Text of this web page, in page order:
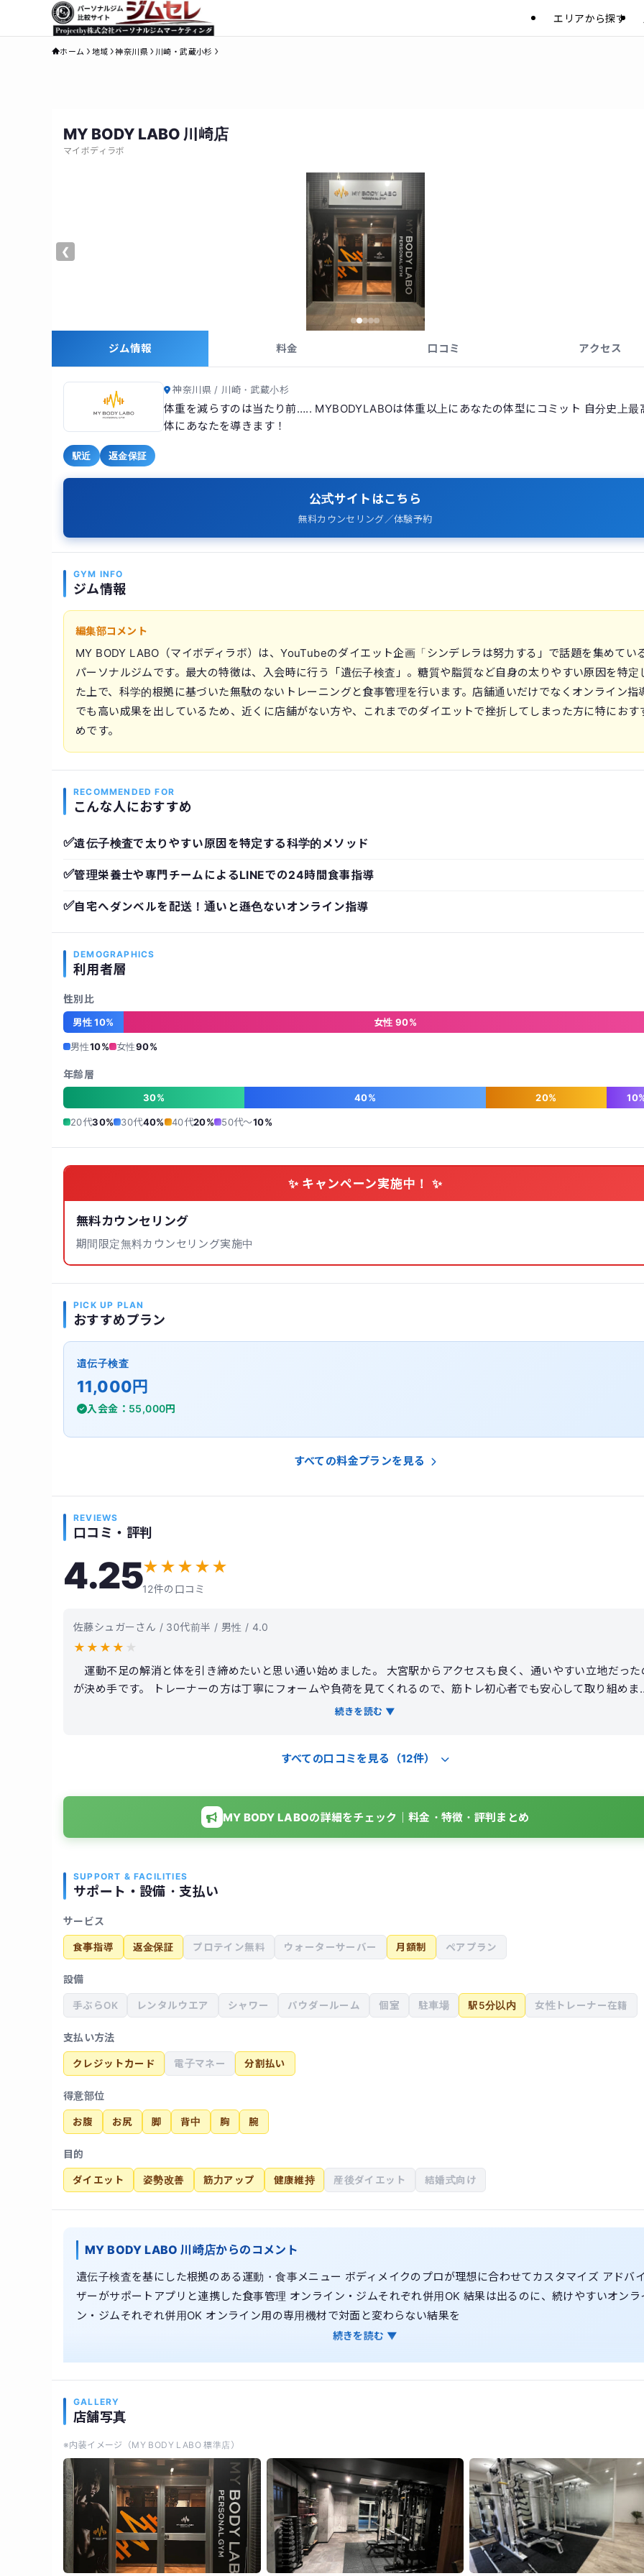
エリアから探す
ホーム 地域 神奈川県 川崎・武蔵小杉
MY BODY LABO 川崎店
マイボディラボ
❮
ジム情報 料金 口コミ アクセス
神奈川県 / 川崎・武蔵小杉
体重を減らすのは当たり前….. MYBODYLABOは体重以上にあなたの体型にコミット 自分史上最
体にあなたを導きます！
駅近 返金保証
公式サイトはこちら
無料カウンセリング／体験予約
GYM INFO
ジム情報
編集部コメント
MY BODY LABO（マイボディラボ）は、YouTubeのダイエット企画「シンデレラは努力する」で話題を集めてい
パーソナルジムです。最大の特徴は、入会時に行う「遺伝子検査」。糖質や脂質など自身の太りやすい原因を特定
た上で、科学的根拠に基づいた無駄のないトレーニングと食事管理を行います。店舗通いだけでなくオンライン指
でも高い成果を出しているため、近くに店舗がない方や、これまでのダイエットで挫折してしまった方に特におす
めです。
RECOMMENDED FOR
こんな人におすすめ
✅遺伝子検査で太りやすい原因を特定する科学的メソッド
✅管理栄養士や専門チームによるLINEでの24時間食事指導
✅自宅へダンベルを配送！通いと遜色ないオンライン指導
DEMOGRAPHICS
利用者層
性別比
男性 10% 女性 90%
男性10% 女性90%
年齢層
30% 40% 20%
20代30% 30代40% 40代20% 50代〜10%
✨ キャンペーン実施中！ ✨
無料カウンセリング
期間限定無料カウンセリング実施中
PICK UP PLAN
おすすめプラン
遺伝子検査
11,000円
入会金：55,000円
すべての料金プランを見る
REVIEWS
口コミ・評判
4.25★★★★★
12件の口コミ
佐藤シュガーさん / 30代前半 / 男性 / 4.0
★ ★ ★ ★ ★
運動不足の解消と体を引き締めたいと思い通い始めました。 大宮駅からアクセスも良く、通いやすい立地だった
が決め手です。 トレーナーの方は丁寧にフォームや負荷を見てくれるので、筋トレ初心者でも安心して取り組めま
た。 無理に追い込む感じではなく、自分のペースに合わせて進めてくれるのが良かったです。 トレーニングを続
ると納得できる範囲だと思います。 全体的に満足度は高いです。
続きを読む ▼
すべての口コミを見る（12件）
MY BODY LABOの詳細をチェック｜料金・特徴・評判まとめ
SUPPORT & FACILITIES
サポート・設備・支払い
サービス
食事指導 返金保証 プロテイン無料 ウォーターサーバー 月額制 ペアプラン
設備
手ぶらOK レンタルウエア シャワー パウダールーム 個室 駐車場 駅5分以内 女性トレーナー在籍
支払い方法
クレジットカード 電子マネー 分割払い
得意部位
お腹 お尻 脚 背中 胸 腕
目的
ダイエット 姿勢改善 筋力アップ 健康維持 産後ダイエット 結婚式向け
MY BODY LABO 川崎店からのコメント
遺伝子検査を基にした根拠のある運動・食事メニュー ボディメイクのプロが理想に合わせてカスタマイズ アドバ
ザーがサポートアプリと連携した食事管理 オンライン・ジムそれぞれ併用OK 結果は出るのに、続けやすいオンラ
ン・ジムそれぞれ併用OK オンライン用の専用機材で対面と変わらない結果を
続きを読む ▼
GALLERY
店舗写真
※内装イメージ（MY BODY LABO 標準店）